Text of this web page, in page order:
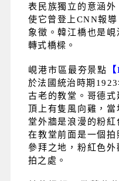
表民族獨立的意涵外
使它曾登上CNN報
象徵。韓江橋也是
轉式橋樑。
峴港市區最夯景點 【
於法國統治時期
古老的教堂。哥德
頂上有隻風向雞，
堂外牆是浪漫的粉紅
在教堂前面是一個
參拜之地，粉紅色
拍之處。